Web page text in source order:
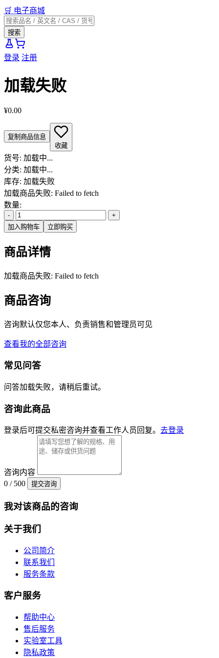
🛒 电子商城
搜索
登录 注册
加载失败
¥0.00
复制商品信息
收藏
货号: 加载中...
分类: 加载中...
库存: 加载失败
加载商品失败: Failed to fetch
数量:
-
+
加入购物车
立即购买
商品详情
加载商品失败: Failed to fetch
商品咨询
咨询默认仅您本人、负责销售和管理员可见
查看我的全部咨询
常见问答
问答加载失败，请稍后重试。
咨询此商品
登录后可提交私密咨询并查看工作人员回复。 去登录
咨询内容
0 / 500
提交咨询
我对该商品的咨询
关于我们
公司简介
联系我们
服务条款
客户服务
帮助中心
售后服务
实验室工具
隐私政策